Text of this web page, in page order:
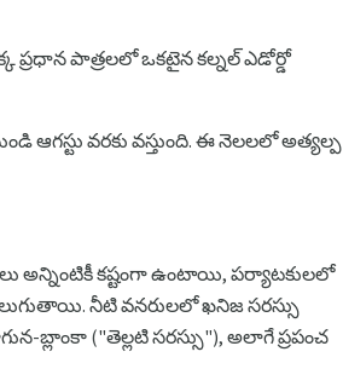
ప్రధాన పాత్రలలో ఒకటైన కల్నల్ ఎడోర్డో
వరకు వస్తుంది. ఈ నెలలలో అత్యల్ప
అన్నింటికీ కష్టంగా ఉంటాయి, పర్యాటకులలో
నీటి వనరులలో ఖనిజ సరస్సు
బ్లాంకా ("తెల్లటి సరస్సు"), అలాగే ప్రపంచ